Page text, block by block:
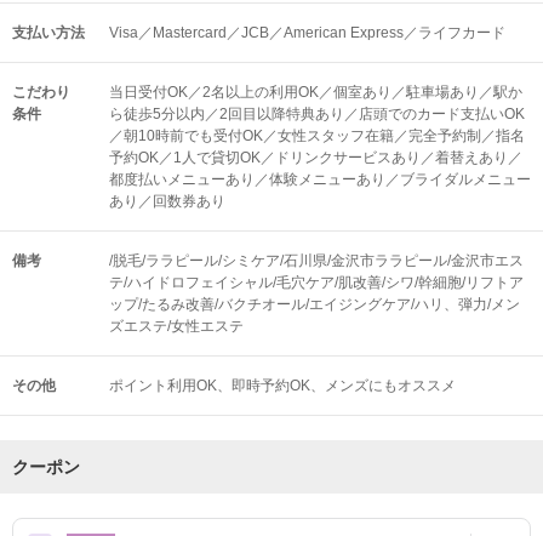
支払い方法 Visa／Mastercard／JCB／American Express／ライフカード
こだわり
条件
当日受付OK／2名以上の利用OK／個室あり／駐車場あり／駅か
ら徒歩5分以内／2回目以降特典あり／店頭でのカード支払いOK
／朝10時前でも受付OK／女性スタッフ在籍／完全予約制／指名
予約OK／1人で貸切OK／ドリンクサービスあり／着替えあり／
都度払いメニューあり／体験メニューあり／ブライダルメニュー
あり／回数券あり
備考
/脱毛/ララピール/シミケア/石川県/金沢市ララピール/金沢市エス
テ/ハイドロフェイシャル/毛穴ケア/肌改善/シワ/幹細胞/リフトア
ップ/たるみ改善/バクチオール/エイジングケア/ハリ、弾力/メン
ズエステ/女性エステ
その他 ポイント利用OK 即時予約OK メンズにもオススメ
クーポン